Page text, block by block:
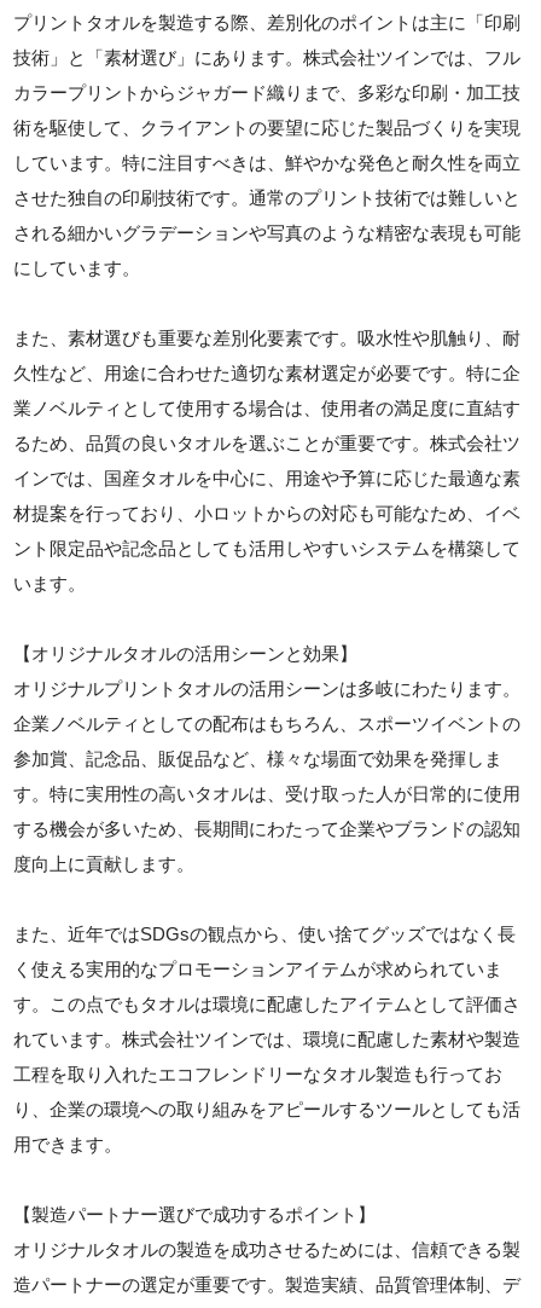
プリントタオルを製造する際、差別化のポイントは主に「印刷
技術」と「素材選び」にあります。株式会社ツインでは、フル
カラープリントからジャガード織りまで、多彩な印刷・加工技
術を駆使して、クライアントの要望に応じた製品づくりを実現
しています。特に注目すべきは、鮮やかな発色と耐久性を両立
させた独自の印刷技術です。通常のプリント技術では難しいと
される細かいグラデーションや写真のような精密な表現も可能
にしています。
また、素材選びも重要な差別化要素です。吸水性や肌触り、耐
久性など、用途に合わせた適切な素材選定が必要です。特に企
業ノベルティとして使用する場合は、使用者の満足度に直結す
るため、品質の良いタオルを選ぶことが重要です。株式会社ツ
インでは、国産タオルを中心に、用途や予算に応じた最適な素
材提案を行っており、小ロットからの対応も可能なため、イベ
ント限定品や記念品としても活用しやすいシステムを構築して
います。
【オリジナルタオルの活用シーンと効果】
オリジナルプリントタオルの活用シーンは多岐にわたります。
企業ノベルティとしての配布はもちろん、スポーツイベントの
参加賞、記念品、販促品など、様々な場面で効果を発揮しま
す。特に実用性の高いタオルは、受け取った人が日常的に使用
する機会が多いため、長期間にわたって企業やブランドの認知
度向上に貢献します。
また、近年ではSDGsの観点から、使い捨てグッズではなく長
く使える実用的なプロモーションアイテムが求められていま
す。この点でもタオルは環境に配慮したアイテムとして評価さ
れています。株式会社ツインでは、環境に配慮した素材や製造
工程を取り入れたエコフレンドリーなタオル製造も行ってお
り、企業の環境への取り組みをアピールするツールとしても活
用できます。
【製造パートナー選びで成功するポイント】
オリジナルタオルの製造を成功させるためには、信頼できる製
造パートナーの選定が重要です。製造実績、品質管理体制、デ